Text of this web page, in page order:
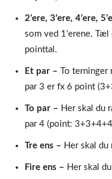
2’ere, 3’ere, 4’ere,
som ved 1’erene.
pointtal.
Et par – To terninger
par 3 er fx 6 point
To par – Her skal du
par 4 (point:
Tre ens – Her skal du
Fire ens – Her skal